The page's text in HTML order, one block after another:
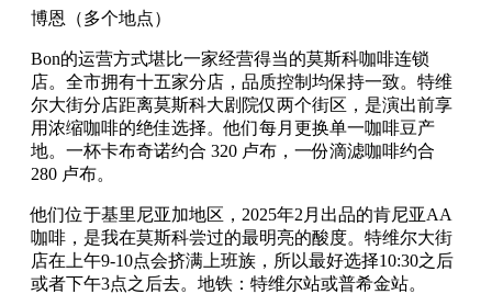
博恩（多个地点）
Bon的运营方式堪比一家经营得当的莫斯科咖啡连锁
店。全市拥有十五家分店，品质控制均保持一致。特维
尔大街分店距离莫斯科大剧院仅两个街区，是演出前享
用浓缩咖啡的绝佳选择。他们每月更换单一咖啡豆产
地。一杯卡布奇诺约合 320 卢布，一份滴滤咖啡约合
280 卢布。
他们位于基里尼亚加地区，2025年2月出品的肯尼亚AA
咖啡，是我在莫斯科尝过的最明亮的酸度。特维尔大街
店在上午9-10点会挤满上班族，所以最好选择10:30之后
或者下午3点之后去。地铁：特维尔站或普希金站。